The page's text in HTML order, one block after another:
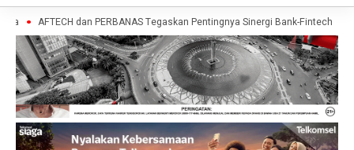
AFTECH dan PERBANAS Tegaskan Pentingnya Sinergi Bank-Fintech